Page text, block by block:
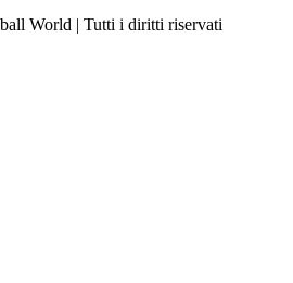
World | Tutti i diritti riservati